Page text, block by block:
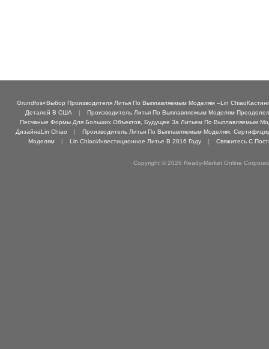
Grundfos«Выбор Производителя Литья По Выплавляемым Моделям –Lin
Деталей В США
|
Производитель Литья По Выплавляемым Моделям
Песчаные Формы Для Больших Объектов, Будущее За Литьем По Выплавляемым
ДизайнаLin Chiao
|
Производитель Литья По Выплавляемым Моделям,
Моделям
| Lin ChiaoИнвестиционное Литье В 2016 Году | Свяжитесь С
Copyright © 2026 Ready-Market Online